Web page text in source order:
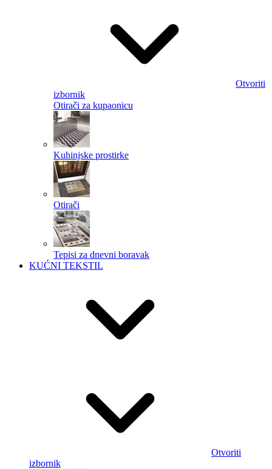
Otvoriti
izbornik
Otirači za kupaonicu
Kuhinjske prostirke
Otirači
Tepisi za dnevni boravak
KUĆNI TEKSTIL
Otvoriti
izbornik